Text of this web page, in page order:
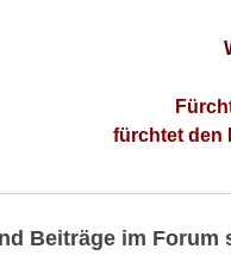
fürchtet den
Beiträge im Forum